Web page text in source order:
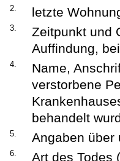
2. letzte
3.
Zeitpunkt und
Auffindung,
4.
Name,
verstorbene
behandelt
5. Angaben über
6. Art des Todes